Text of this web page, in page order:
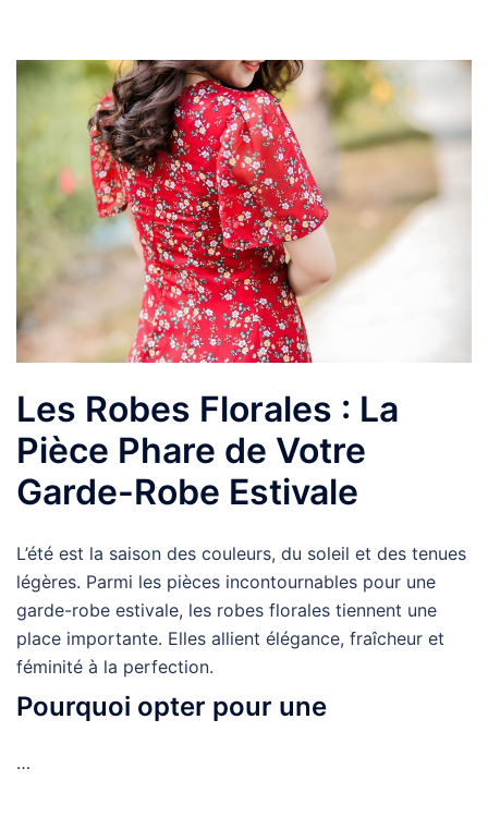
Les Robes Florales : La
Pièce Phare de Votre
Garde-Robe Estivale
L’été est la saison des couleurs, du soleil et des tenues
légères. Parmi les pièces incontournables pour une
garde-robe estivale, les robes florales tiennent une
place importante. Elles allient élégance, fraîcheur et
féminité à la perfection.
Pourquoi opter pour une
…